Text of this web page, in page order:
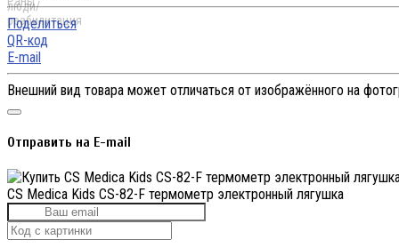
Поделиться
QR-код
E-mail
Внешний вид товара может отличаться от изображённого на
Отправить на E-mail
CS Medica Kids CS-82-F термометр электронный лягушка